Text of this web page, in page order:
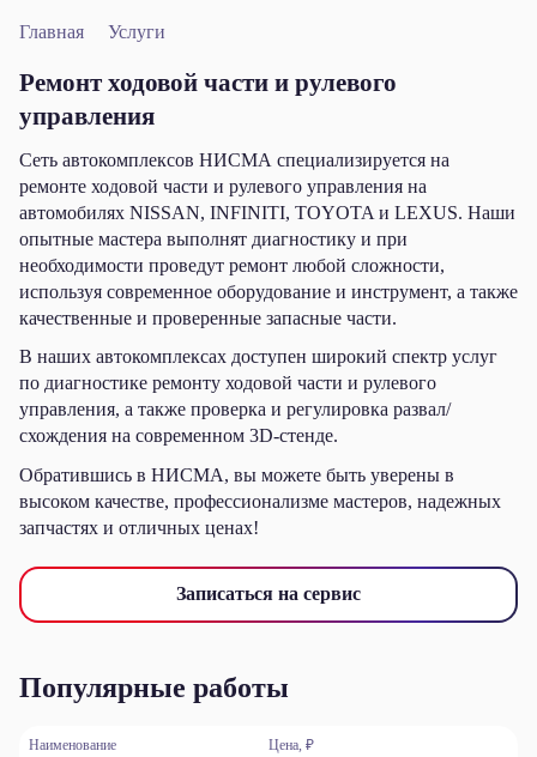
Главная Услуги
Ремонт ходовой части и рулевого
управления
Сеть автокомплексов НИСМА специализируется на
ремонте ходовой части и рулевого управления на
автомобилях NISSAN, INFINITI, TOYOTA и LEXUS. Наши
опытные мастера выполнят диагностику и при
необходимости проведут ремонт любой сложности,
используя современное оборудование и инструмент, а также
качественные и проверенные запасные части.
В наших автокомплексах доступен широкий спектр услуг
по диагностике ремонту ходовой части и рулевого
управления, а также проверка и регулировка развал/
схождения на современном 3D-стенде.
Обратившись в НИСМА, вы можете быть уверены в
высоком качестве, профессионализме мастеров, надежных
запчастях и отличных ценах!
Записаться на сервис
Популярные работы
Наименование Цена, ₽